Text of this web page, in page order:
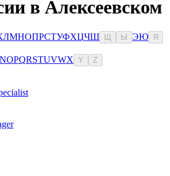
в Алексеевском
ЛМНОПРСТУФХЦЧШ Ы ЭЮ Я
NOPQRSTUVWX Y Z